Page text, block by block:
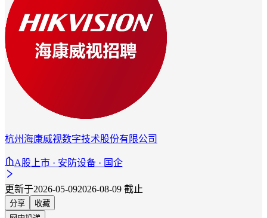
杭州海康威视数字技术股份有限公司
A股上市 · 安防设备 · 国企
更新于2026-05-092026-08-09 截止
分享
收藏